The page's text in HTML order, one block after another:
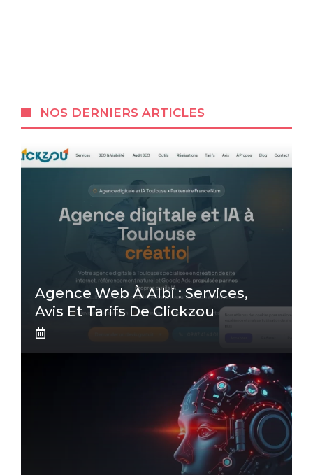
NOS DERNIERS ARTICLES
Agence Web À Albi : Services,
Avis Et Tarifs De Clickzou